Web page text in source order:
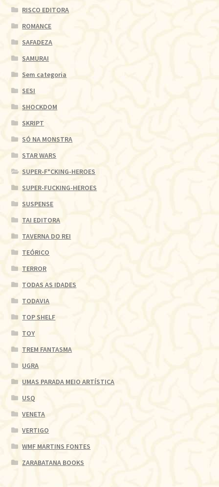
RISCO EDITORA
ROMANCE
SAFADEZA
SAMURAI
Sem categoria
SESI
SHOCKDOM
SKRIPT
SÓ NA MONSTRA
STAR WARS
SUPER-F*CKING-HEROES
SUPER-FUCKING-HEROES
SUSPENSE
TAI EDITORA
TAVERNA DO REI
TEÓRICO
TERROR
TODAS AS IDADES
TODAVIA
TOP SHELF
TOY
TREM FANTASMA
UGRA
UMAS PARADA MEIO ARTÍSTICA
USQ
VENETA
VERTIGO
WMF MARTINS FONTES
ZARABATANA BOOKS